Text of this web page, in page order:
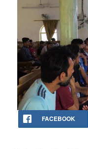
FACEBOOK